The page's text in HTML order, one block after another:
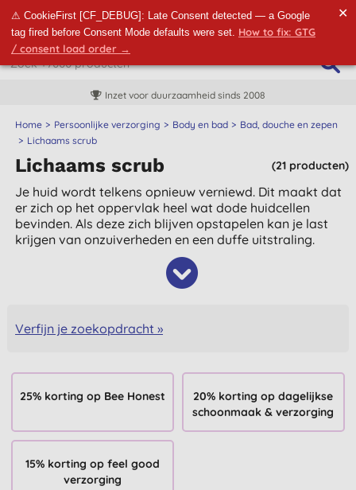
⚠ CookieFirst [CF_DEBUG]: Late Consent detected — a Google
tag fired before Consent Mode defaults were set. How to fix: GTG
/ consent load order →
✕
Inzet voor duurzaamheid sinds 2008
Home Persoonlijke verzorging Body en bad
Bad, douche en zepen
Lichaams scrub
(21 producten)
Lichaams scrub
Je huid wordt telkens opnieuw verniewd. Dit maakt dat
er zich op het oppervlak heel wat dode huidcellen
bevinden. Als deze zich blijven opstapelen kan je last
krijgen van onzuiverheden en een duffe uitstraling.
Verfijn je zoekopdracht »
25% korting op Bee Honest
20% korting op dagelijkse
schoonmaak & verzorging
15% korting op feel good
verzorging